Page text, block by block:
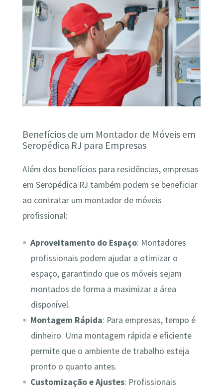
Benefícios de um Montador de Móveis em
Seropédica RJ para Empresas
Além dos benefícios para residências, empresas
em Seropédica RJ também podem se beneficiar
ao contratar um montador de móveis
profissional:
Aproveitamento do Espaço: Montadores
profissionais podem ajudar a otimizar o
espaço, garantindo que os móveis sejam
montados de forma a maximizar a área
disponível.
Montagem Rápida: Para empresas, tempo é
dinheiro. Uma montagem rápida e eficiente
permite que o ambiente de trabalho esteja
pronto o quanto antes.
Customização e Ajustes: Profissionais